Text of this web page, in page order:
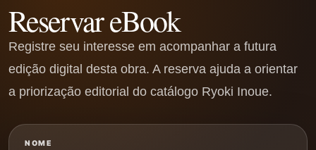
Reservar eBook
Registre seu interesse em acompanhar a futura
edição digital desta obra. A reserva ajuda a orientar
a priorização editorial do catálogo Ryoki Inoue.
NOME